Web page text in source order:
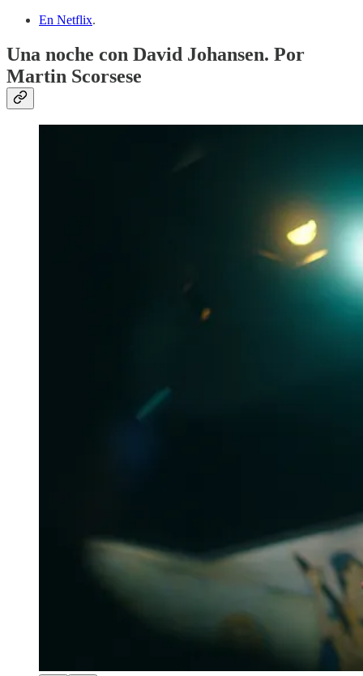
En Netflix.
Una noche con David Johansen. Por
Martin Scorsese